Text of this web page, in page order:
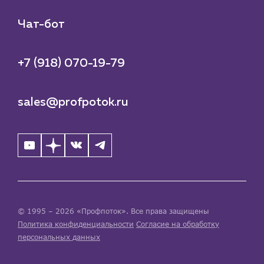
Чат-бот
+7 (918) 070-19-79
sales@profpotok.ru
© 1995 – 2026 «Профпоток». Все права защищены
Политика конфиденциальности Согласие на обработку
персональных данных